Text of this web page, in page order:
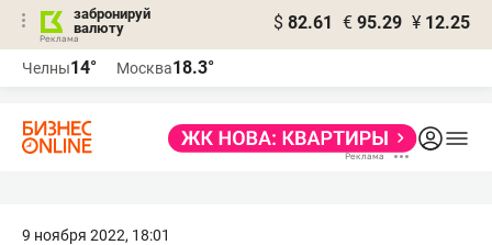
забронируй
валюту
$ 82.61 € 95.29 ¥ 12.25
Челны14° Москва18.3°
9 ноября 2022, 18:01